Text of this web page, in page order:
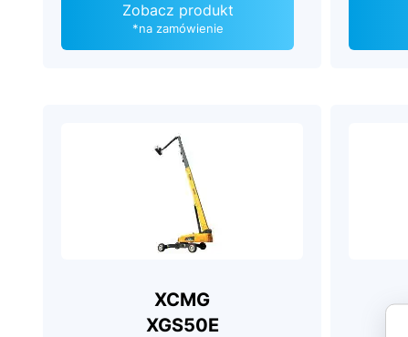
Zobacz produkt
*na zamówienie
XCMG
XGS50E